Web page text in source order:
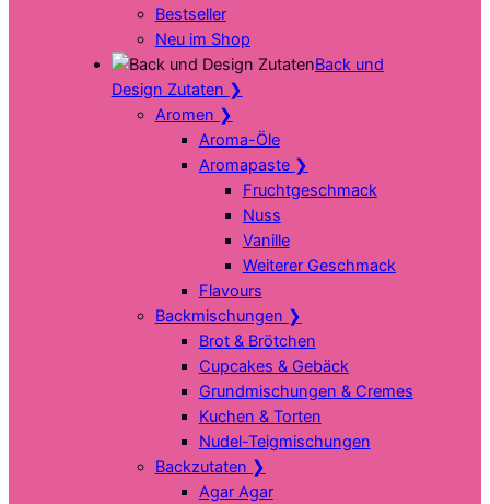
Bestseller
Neu im Shop
Back und
Design Zutaten ❯
Aromen ❯
Aroma-Öle
Aromapaste ❯
Fruchtgeschmack
Nuss
Vanille
Weiterer Geschmack
Flavours
Backmischungen ❯
Brot & Brötchen
Cupcakes & Gebäck
Grundmischungen & Cremes
Kuchen & Torten
Nudel-Teigmischungen
Backzutaten ❯
Agar Agar